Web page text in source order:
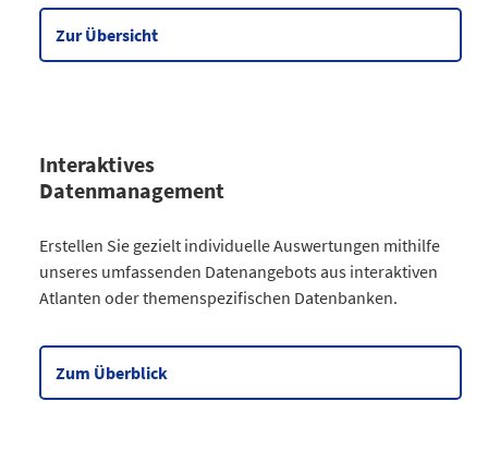
Datentabelle zum Diagramm
Zur Übersicht
Interaktives
Datenmanagement
Datentabelle zum Diagramm
Kategorie
Atlanten
Kommunales
3
Gesellschaftliches2
Erstellen Sie gezielt individuelle Auswertungen mithilfe
unseres umfassenden Datenangebots aus interaktiven
Atlanten oder themenspezifischen Datenbanken.
Zum Überblick